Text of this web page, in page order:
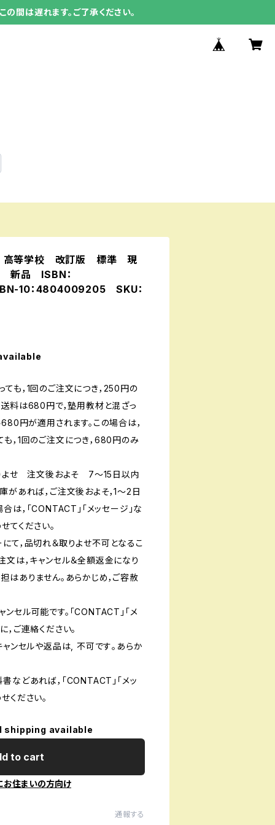
間は遅れます。ご了承ください。
高等学校 改訂版 標準 現
新品 ISBN：
10：4804009205 SKU：
も，1回のご注文につき，250円の
料は680円で，塾用教材と混ざっ
円が適用されます。この場合は，
，1回のご注文につき，680円のみ
りよせ 注文後およそ 7〜15日以内
があれば，ご注文後およそ，1〜2日
は，「CONTACT」「メッセージ」な
てください。
て，品切れ＆取りよせ不可となるこ
文は，キャンセル＆全額返金になり
はありません。あらかじめ，ご容赦
セル可能です。「CONTACT」「メ
，ご連絡ください。
ンセルや返品は, 不可です｡あらか
などあれば，「CONTACT」「メッ
ください。
shipping available
to cart
お住まいの方向け
通報する